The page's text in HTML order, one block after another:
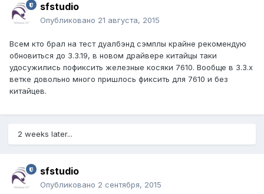
sfstudio
Опубликовано 21 августа, 2015
Всем кто брал на тест дуалбэнд сэмплы крайне рекомендую
обновиться до 3.3.19, в новом драйвере китайцы таки
удосужились пофиксить железные косяки 7610. Вообще в 3.3.х
ветке довольно много пришлось фиксить для 7610 и без
китайцев.
2 weeks later...
sfstudio
Опубликовано 2 сентября, 2015